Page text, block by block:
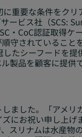
重要な条件をクリ
ービス社（SCS:
・CoC認証取得ケ
守されていること
たシーフードを提
製品を顧客に提供
ました。「アメリ
にお祝い申し上げ
スリナムは水産物